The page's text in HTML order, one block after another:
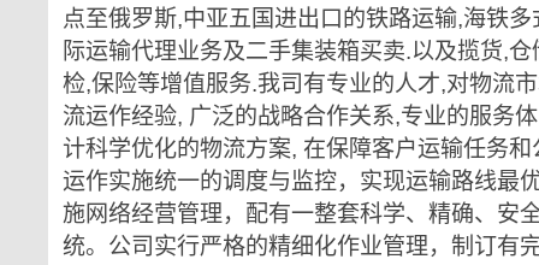
点至俄罗斯,中亚五国进出口的铁路运输,海铁
际运输代理业务及二手集装箱买卖.以及揽货,
检,保险等增值服务.我司有专业的人才,对物流
流运作经验, 广泛的战略合作关系,专业的服务
计科学优化的物流方案, 在保障客户运输任务
运作实施统一的调度与监控，实现运输路线最
施网络经营管理，配有一整套科学、精确、安
统。公司实行严格的精细化作业管理，制订有